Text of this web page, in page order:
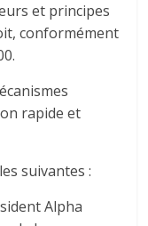
et principes
conformément
rapide et
suivantes :
Alpha